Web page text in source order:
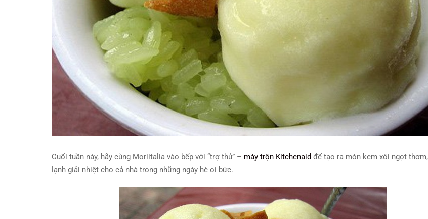
Cuối tuần này, hãy cùng Moriitalia vào bếp với “trợ thủ” – máy trộn Kitchenaid để tạo ra món kem xôi ngọt
lạnh giải nhiệt cho cả nhà trong những ngày hè oi bức.